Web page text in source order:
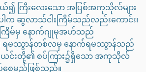
ကြီးလေးသော အပြစ်အကုသိုလ်များ
ါက ဆွလာသ်ငါးကြိမ်သည်လည်းကောင်း၊
မ်မှ နောက်ဂျုမုအဟ်သည်
ရမဿွာန်တစ်လမှ နောက်ရမဿွာန်သည်
ယင်းတို့၏ စပ်ကြား၌ရှိသော အကုသိုလ်
စေမည်ဖြစ်သည်။